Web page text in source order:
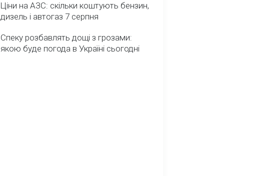
Ціни на АЗС: скільки коштують бензин,
дизель і автогаз 7 серпня
Спеку розбавлять дощі з грозами:
якою буде погода в Україні сьогодні